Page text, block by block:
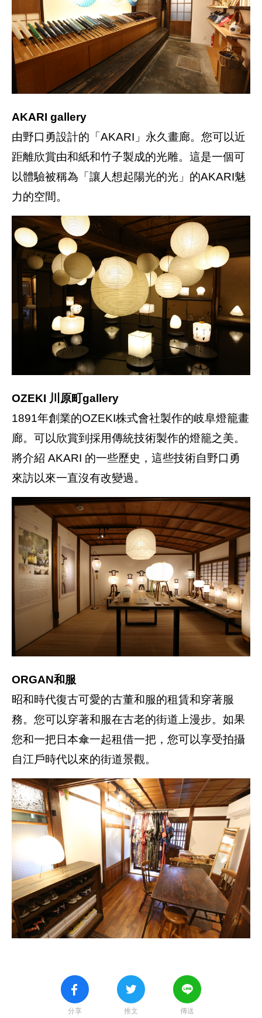
AKARI gallery
由野口勇設計的「AKARI」永久畫廊。您可以近
距離欣賞由和紙和竹子製成的光雕。這是一個可
以體驗被稱為「讓人想起陽光的光」的AKARI魅
力的空間。
OZEKI 川原町gallery
1891年創業的OZEKI株式會社製作的岐阜燈籠畫
廊。可以欣賞到採用傳統技術製作的燈籠之美。
將介紹 AKARI 的一些歷史，這些技術自野口勇
來訪以來一直沒有改變過。
ORGAN和服
昭和時代復古可愛的古董和服的租賃和穿著服
務。您可以穿著和服在古老的街道上漫步。如果
您和一把日本傘一起租借一把，您可以享受拍攝
自江戶時代以來的街道景觀。
分享 推文 傳送